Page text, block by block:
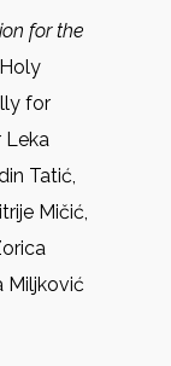
for the
for
Leka
Tatić,
Mičić,
Miljković